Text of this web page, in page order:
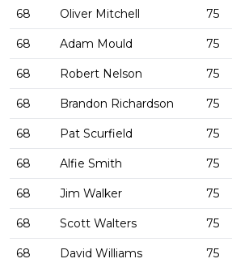
68 Oliver Mitchell 75
68 Adam Mould 75
68 Robert Nelson 75
68 Brandon Richardson 75
68 Pat Scurfield 75
68 Alfie Smith 75
68 Jim Walker 75
68 Scott Walters 75
68 David Williams 75